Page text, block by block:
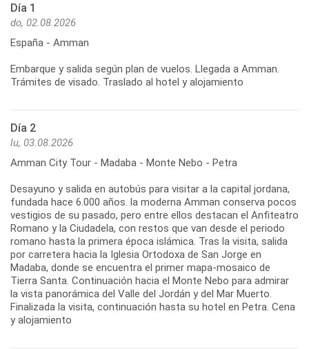
Día 1
do, 02.08.2026
España - Amman
Embarque y salida según plan de vuelos. Llegada a Amman.
Día 2
lu, 03.08.2026
Amman City Tour - Madaba - Monte Nebo - Petra
Desayuno y salida en autobús para visitar a la capital jordana,
fundada hace 6.000 años. la moderna Amman conserva pocos
vestigios de su pasado, pero entre ellos destacan el Anfiteatro
Romano y la Ciudadela, con restos que van desde el periodo
romano hasta la primera época islámica. Tras la visita, salida
por carretera hacia la Iglesia Ortodoxa de San Jorge en
Madaba, donde se encuentra el primer mapa-mosaico de
Tierra Santa. Continuación hacia el Monte Nebo para admirar
la vista panorámica del Valle del Jordán y del Mar Muerto.
Finalizada la visita, continuación hasta su hotel en Petra. Cena
y alojamiento